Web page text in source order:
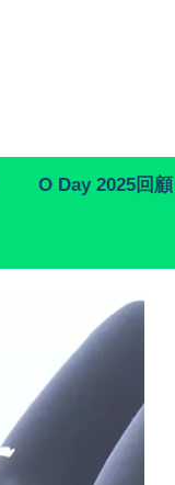
O Day 2025回顧